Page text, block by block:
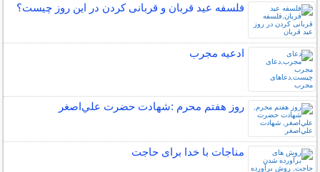
فلسفه عید قربان و قربانی کردن در این روز چیست؟
ادعیه مجرب
روز هفتم محرم :شهادت حضرت علي‌اصغر
مناجات با خدا برای حاجت